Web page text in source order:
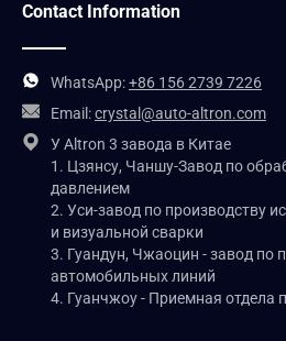
Contact Information
WhatsApp:+86 156 2739 7226
Email:crystal@auto-altron.com
У Altron 3 завода в Китае
1. Цзянсу, Чаншу-Завод по
давлением
2. Уси-завод по производству
и визуальной сварки
3. Гуандун, Чжаоцин - завод по
автомобильных линий
4. Гуанчжоу - Приемная отдела